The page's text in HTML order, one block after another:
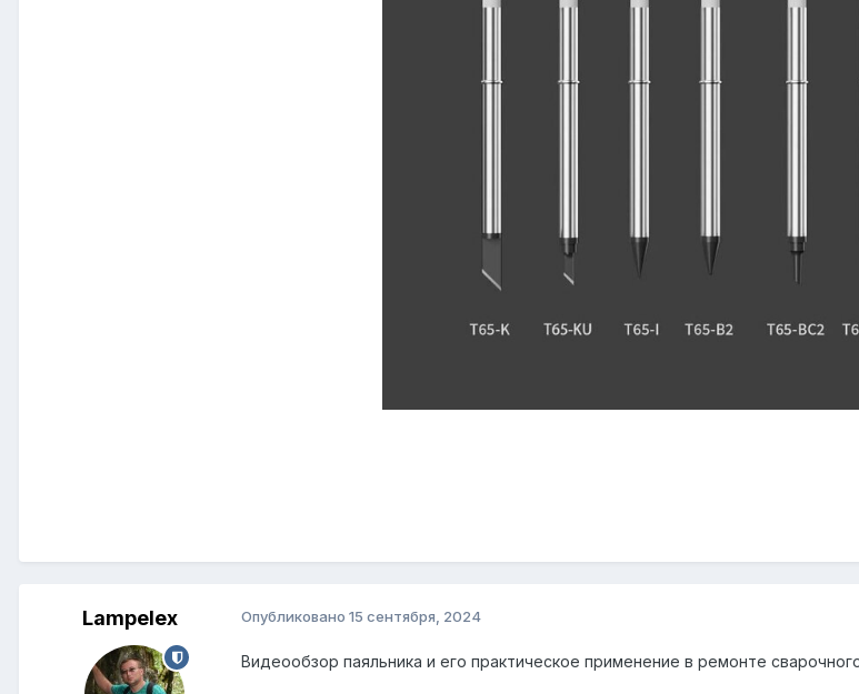
Lampelex Опубликовано 15 сентября, 2024
Видеообзор паяльника и его практическое применение в ремонте